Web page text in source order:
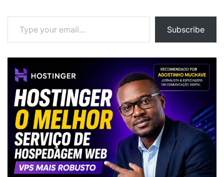
Type your email…
Subscribe